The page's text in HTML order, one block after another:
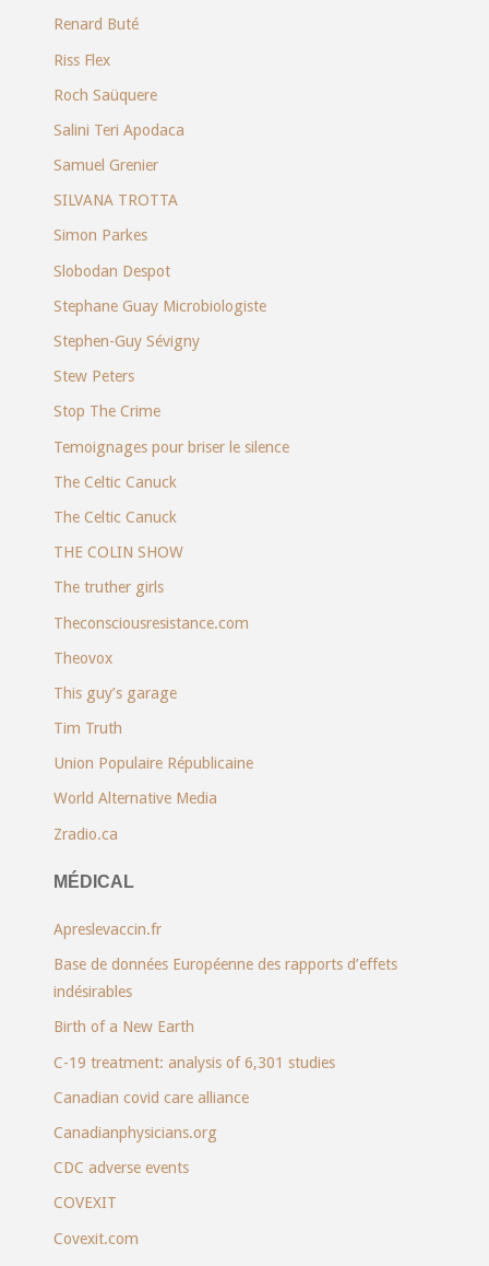
Renard Buté
Riss Flex
Roch Saüquere
Salini Teri Apodaca
Samuel Grenier
SILVANA TROTTA
Simon Parkes
Slobodan Despot
Stephane Guay Microbiologiste
Stephen-Guy Sévigny
Stew Peters
Stop The Crime
Temoignages pour briser le silence
The Celtic Canuck
The Celtic Canuck
THE COLIN SHOW
The truther girls
Theconsciousresistance.com
Theovox
This guy’s garage
Tim Truth
Union Populaire Républicaine
World Alternative Media
Zradio.ca
MÉDICAL
Apreslevaccin.fr
Base de données Européenne des rapports d’effets
indésirables
Birth of a New Earth
C-19 treatment: analysis of 6,301 studies
Canadian covid care alliance
Canadianphysicians.org
CDC adverse events
COVEXIT
Covexit.com